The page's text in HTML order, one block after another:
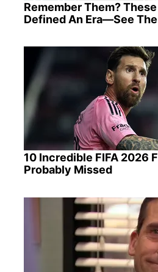
Remember Them?
Defined An Era—See
10 Incredible FIFA 2026
Probably Missed